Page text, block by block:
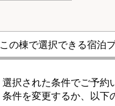
この棟で選択できる宿泊
選択された条件でご予約
条件を変更するか、以下